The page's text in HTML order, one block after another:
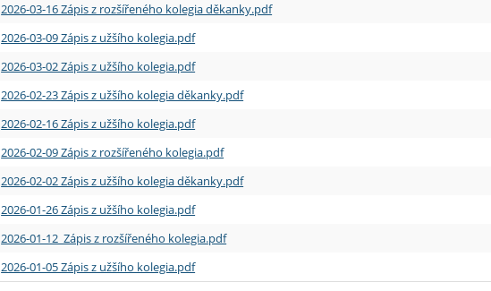
2026-03-16 Zápis z rozšířeného kolegia děkanky.pdf
2026-03-09 Zápis z užšího kolegia.pdf
2026-03-02 Zápis z užšího kolegia.pdf
2026-02-23 Zápis z užšího kolegia děkanky.pdf
2026-02-16 Zápis z užšího kolegia.pdf
2026-02-09 Zápis z rozšířeného kolegia.pdf
2026-02-02 Zápis z užšího kolegia děkanky.pdf
2026-01-26 Zápis z užšího kolegia.pdf
2026-01-12 Zápis z rozšířeného kolegia.pdf
2026-01-05 Zápis z užšího kolegia.pdf